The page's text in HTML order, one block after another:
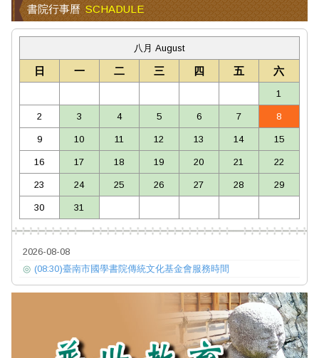
書院行事曆 SCHADULE
八月 August
日 一 二 三 四 五 六
1
2 3 4 5 6 7 8
9 10 11 12 13 14 15
16 17 18 19 20 21 22
23 24 25 26 27 28 29
30 31
2026-08-08
◎ (08:30)臺南市國學書院傳統文化基金會服務時間